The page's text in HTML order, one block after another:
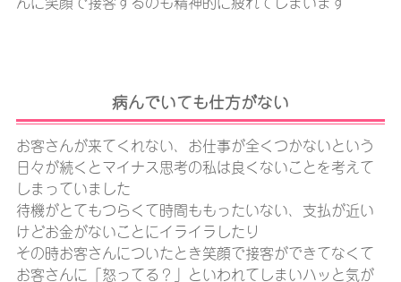
病んでいても仕方がない
お客さんが来てくれない、お仕事が全くつかないという
日々が続くとマイナス思考の私は良くないことを考えて
しまっていました
待機がとてもつらくて時間ももったいない、支払が近い
けどお金がないことにイライラしたり
その時お客さんについたとき笑顔で接客ができてなくて
お客さんに「怒ってる？」といわれてしまいハッと気が